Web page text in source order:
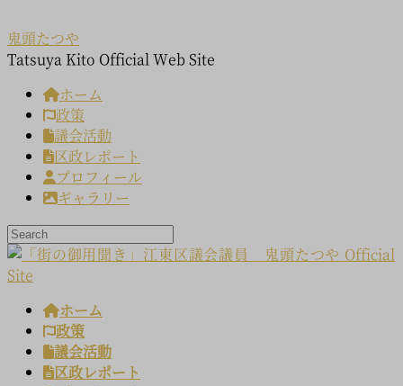
ン
テ
ビ
ゲ
鬼頭たつや
Tatsuya Kito Official Web Site
ホーム
政策
議会活動
区政レポート
プロフィール
ギャラリー
ホーム
政策
議会活動
区政レポート